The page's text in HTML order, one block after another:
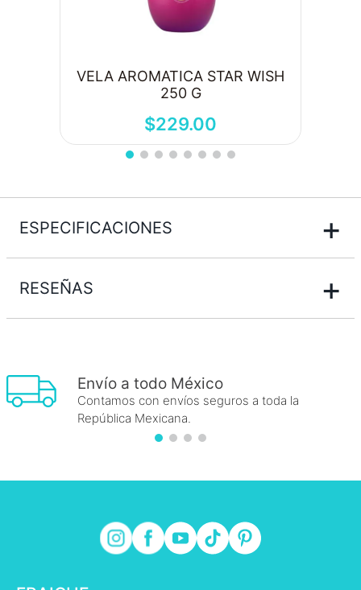
VELA AROMATICA STAR WISH
250 G
$229.00
ESPECIFICACIONES +
RESEÑAS +
Envío a todo México
Contamos con envíos seguros a toda la
República Mexicana.